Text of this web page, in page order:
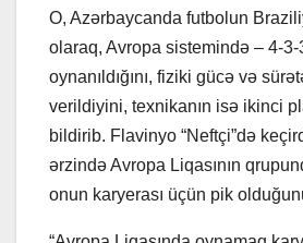
O, Azərbaycanda futbolun
olaraq, Avropa sistemində – 4-3-
oynanıldığını, fiziki gücə və
verildiyini, texnikanın isə ikinci
bildirib. Flavinyo “Neftçi”də
ərzində Avropa Liqasının
onun karyerası üçün pik